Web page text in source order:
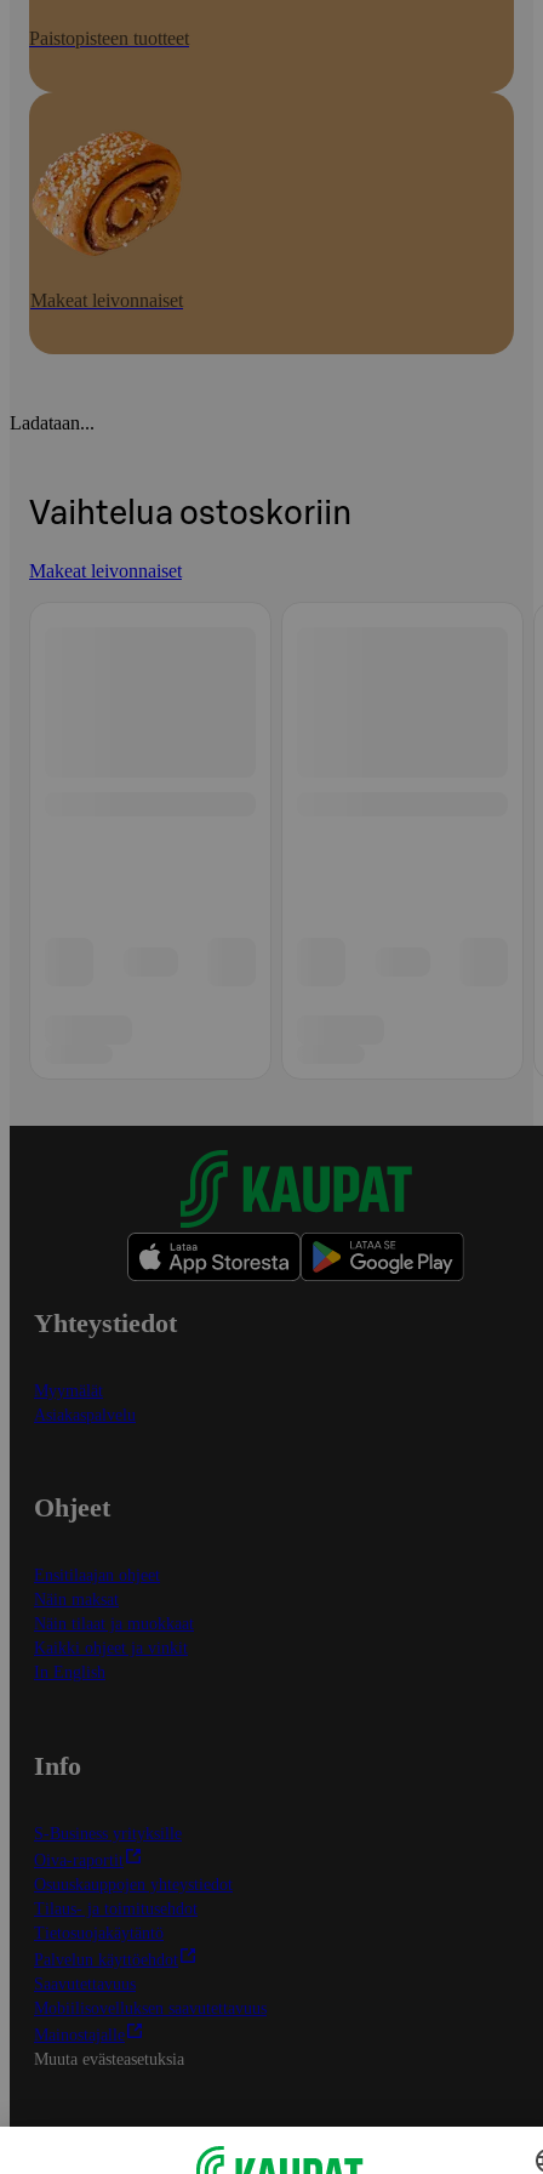
Paistopisteen tuotteet
Makeat leivonnaiset
Ladataan...
Vaihtelua ostoskoriin
Makeat leivonnaiset
Yhteystiedot
Myymälät
Asiakaspalvelu
Ohjeet
Ensitilaajan ohjeet
Näin maksat
Näin tilaat ja muokkaat
Kaikki ohjeet ja vinkit
In English
Info
S-Business yrityksille
Oiva-raportit
Osuuskauppojen yhteystiedot
Tilaus- ja toimitusehdot
Tietosuojakäytäntö
Palvelun käyttöehdot
Saavutettavuus
Mobiilisovelluksen saavutettavuus
Mainostajalle
Muuta evästeasetuksia
S-ryhmän palvelut